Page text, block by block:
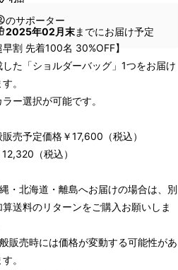
1個
のサポーター
2025年02月末までにお届け予定
早割 先着100名 30%OFF】
した「ショルダーバッグ」1つをお届け
。
ラー選択が可能です。
販売予定価格￥17,600（税込）
（税込）
・北海道・離島へお届けの場合は、別
算送料のリターンをご購入お願いしま
販売時には価格が変動する可能性があ
。